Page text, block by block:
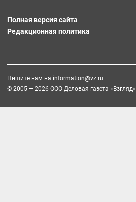
Полная версия сайта
Редакционная политика
Пишите нам на information@vz.ru
© 2005 — 2026 ООО Деловая газета «Взгляд»